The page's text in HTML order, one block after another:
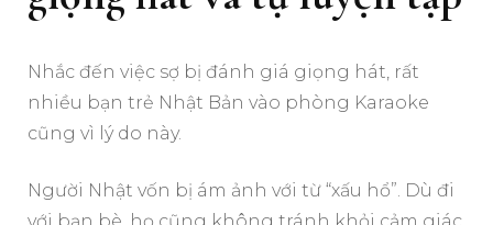
Nhắc đến việc sợ bị đánh giá giọng hát, rất
nhiều bạn trẻ Nhật Bản vào phòng Karaoke
cũng vì lý do này.
Người Nhật vốn bị ám ảnh với từ “xấu hổ”. Dù đi